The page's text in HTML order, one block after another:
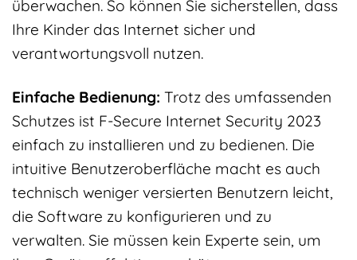
überwachen. So können Sie sicherstellen, dass
Ihre Kinder das Internet sicher und
verantwortungsvoll nutzen.
Einfache Bedienung: Trotz des umfassenden
Schutzes ist F-Secure Internet Security 2023
einfach zu installieren und zu bedienen. Die
intuitive Benutzeroberfläche macht es auch
technisch weniger versierten Benutzern leicht,
die Software zu konfigurieren und zu
verwalten. Sie müssen kein Experte sein, um